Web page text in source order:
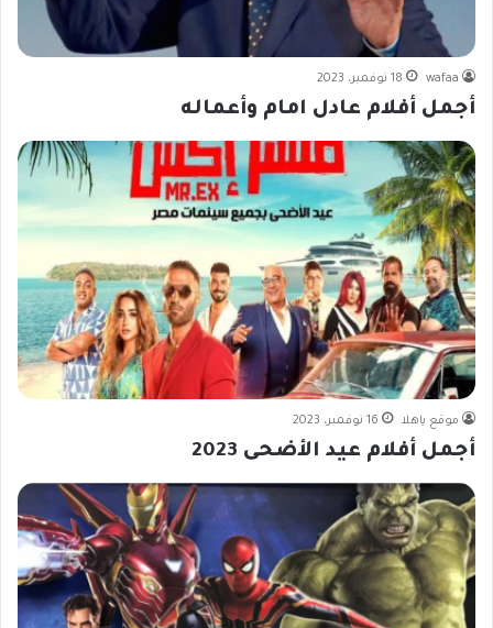
wafaa 18 نوفمبر، 2023
أجمل أفلام عادل امام وأعماله
موقع ياهلا 16 نوفمبر، 2023
أجمل أفلام عيد الأضحى 2023